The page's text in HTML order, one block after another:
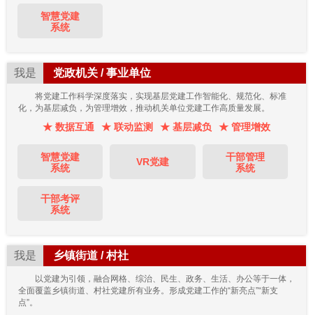
智慧党建
系统
我是 党政机关 / 事业单位
将党建工作科学深度落实，实现基层党建工作智能化、规范化、标准
化，为基层减负，为管理增效，推动机关单位党建工作高质量发展。
★ 数据互通 ★ 联动监测 ★ 基层减负 ★ 管理增效
智慧党建
系统
VR党建
干部管理
系统
干部考评
系统
我是 乡镇街道 / 村社
以党建为引领，融合网格、综治、民生、政务、生活、办公等于一体，
全面覆盖乡镇街道、村社党建所有业务。形成党建工作的“新亮点”“新支
点”。